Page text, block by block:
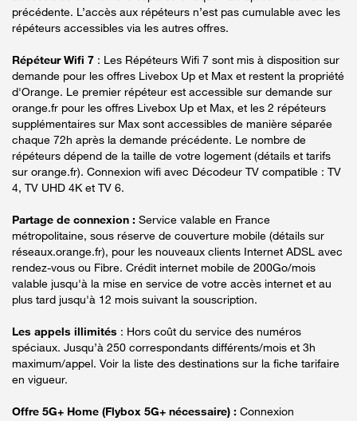
précédente. L’accès aux répéteurs n’est pas cumulable avec les
répéteurs accessibles via les autres offres.
Répéteur Wifi 7 : Les Répéteurs Wifi 7 sont mis à disposition sur
demande pour les offres Livebox Up et Max et restent la propriété
d'Orange. Le premier répéteur est accessible sur demande sur
orange.fr pour les offres Livebox Up et Max, et les 2 répéteurs
supplémentaires sur Max sont accessibles de manière séparée
chaque 72h après la demande précédente. Le nombre de
répéteurs dépend de la taille de votre logement (détails et tarifs
sur orange.fr). Connexion wifi avec Décodeur TV compatible : TV
4, TV UHD 4K et TV 6.
Partage de connexion : Service valable en France
métropolitaine, sous réserve de couverture mobile (détails sur
réseaux.orange.fr), pour les nouveaux clients Internet ADSL avec
rendez-vous ou Fibre. Crédit internet mobile de 200Go/mois
valable jusqu'à la mise en service de votre accès internet et au
plus tard jusqu'à 12 mois suivant la souscription.
Les appels illimités : Hors coût du service des numéros
spéciaux. Jusqu’à 250 correspondants différents/mois et 3h
maximum/appel. Voir la liste des destinations sur la fiche tarifaire
en vigueur.
Offre 5G+ Home (Flybox 5G+ nécessaire) : Connexion